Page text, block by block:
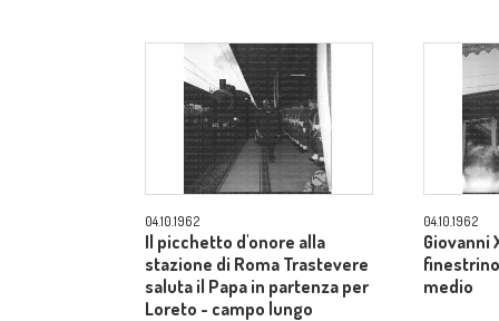
04.10.1962
Il picchetto d'onore alla
stazione di Roma Trastevere
saluta il Papa in partenza per
Loreto - campo lungo
04.10.1962
Giovanni
medio